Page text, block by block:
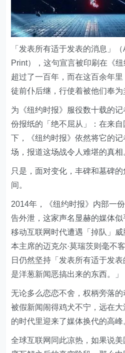
「发表所有适于发表的消息」
Print），这句宣言被印刷在《
超过了一百年，而在这百余年
徒前仆后继，行使着被他们奉为
为《纽约时报》服役数十载的
份报纸的「绝不屈从」：在来
下，《纽约时报》依然将它的
场，报道这场战令人难堪的真相
只是，面对变化，丰碑和墓碑
间。
2014年，《纽约时报》内部一
告外泄，这家声名显赫的媒体
移动互联网时代遭遇「掉队」
本主席的迈克尔·莫瑞茨则毫不
日仍然坚持「发表所有适于发
是洋葱新闻恶搞出来的东西。」
无论多么恋恋不舍，权柄旁落
被假新闻闹得鸡犬不宁，远在
的时代里迎来了媒体换代的高峰
全球互联网同此凉热，如果说